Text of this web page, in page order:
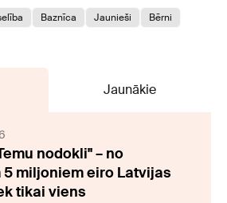
Baznīca Jaunieši
Bērni
Jaunākie
nodokli" – no
miljoniem eiro Latvijas
tikai viens